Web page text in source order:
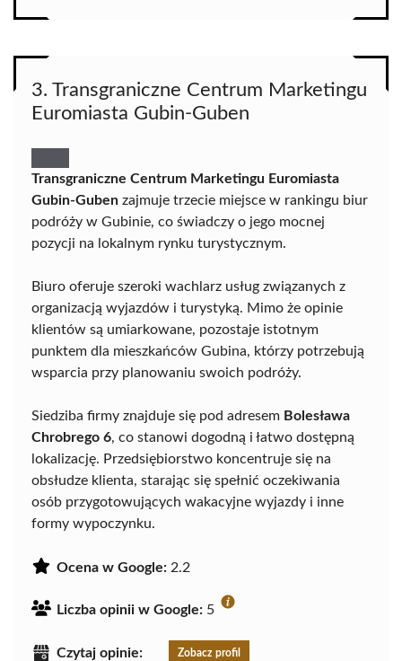
3. Transgraniczne Centrum Marketingu
Euromiasta Gubin-Guben
Transgraniczne Centrum Marketingu Euromiasta
Gubin-Guben zajmuje trzecie miejsce w rankingu biur
podróży w Gubinie, co świadczy o jego mocnej
pozycji na lokalnym rynku turystycznym.
Biuro oferuje szeroki wachlarz usług związanych z
organizacją wyjazdów i turystyką. Mimo że opinie
klientów są umiarkowane, pozostaje istotnym
punktem dla mieszkańców Gubina, którzy potrzebują
wsparcia przy planowaniu swoich podróży.
Siedziba firmy znajduje się pod adresem Bolesława
Chrobrego 6, co stanowi dogodną i łatwo dostępną
lokalizację. Przedsiębiorstwo koncentruje się na
obsłudze klienta, starając się spełnić oczekiwania
osób przygotowujących wakacyjne wyjazdy i inne
formy wypoczynku.
Ocena w Google: 2.2
Liczba opinii w Google: 5
Czytaj opinie: Zobacz profil